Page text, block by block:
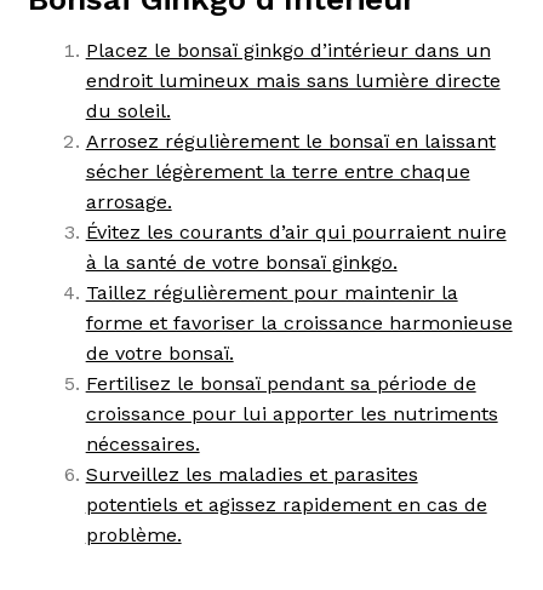
Placez le bonsaï ginkgo d’intérieur dans un
endroit lumineux mais sans lumière directe
du soleil.
Arrosez régulièrement le bonsaï en laissant
sécher légèrement la terre entre chaque
arrosage.
Évitez les courants d’air qui pourraient nuire
à la santé de votre bonsaï ginkgo.
Taillez régulièrement pour maintenir la
forme et favoriser la croissance harmonieuse
de votre bonsaï.
Fertilisez le bonsaï pendant sa période de
croissance pour lui apporter les nutriments
nécessaires.
Surveillez les maladies et parasites
potentiels et agissez rapidement en cas de
problème.